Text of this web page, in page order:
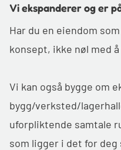
Vi ekspanderer og er
Har du en eiendom
konsept, ikke nøl med
Vi kan også bygge om
bygg/verksted/
uforpliktende samtale
som ligger i det for deg